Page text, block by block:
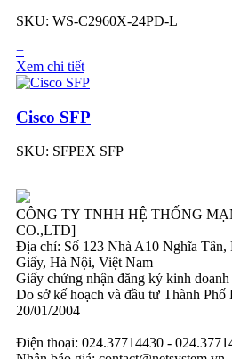
SKU: WS-C2960X-24PD-L
+
Xem chi tiết
Cisco SFP
SKU: SFPEX SFP
CÔNG TY TNHH HỆ THỐNG
CO.,LTD]
Địa chỉ: Số 123 Nhà A10 Nghĩa Tân,
Giấy, Hà Nội, Việt Nam
Giấy chứng nhận đăng ký kinh
Do sở kế hoạch và đầu tư Thành Phố
20/01/2004
Điện thoại: 024.37714430 -